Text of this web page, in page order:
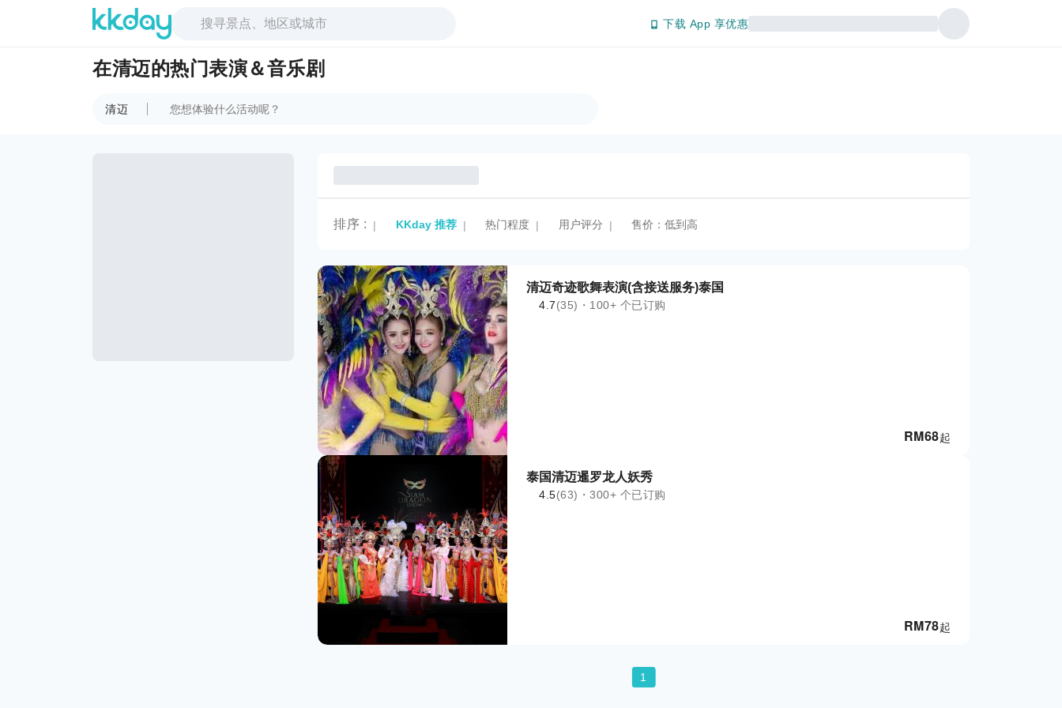
下载 App 享优惠
在清迈的热门表演＆音乐剧
清迈
排序 : | KKday 推荐 | 热门程度 | 用户评分 | 售价：低到高
清迈奇迹歌舞表演(含接送服务)泰国
4.7(35)・100+ 个已订购
RM68起
泰国清迈暹罗龙人妖秀
4.5(63)・300+ 个已订购
RM78起
1